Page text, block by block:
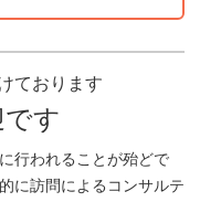
ております
す
行われることが殆どで
に訪問によるコンサルテ